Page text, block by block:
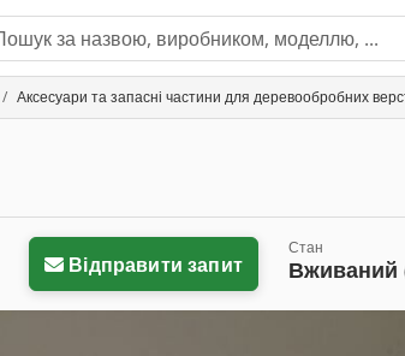
Аксесуари та запасні частини для деревообробних
Відправити запит
Стан
Вживаний